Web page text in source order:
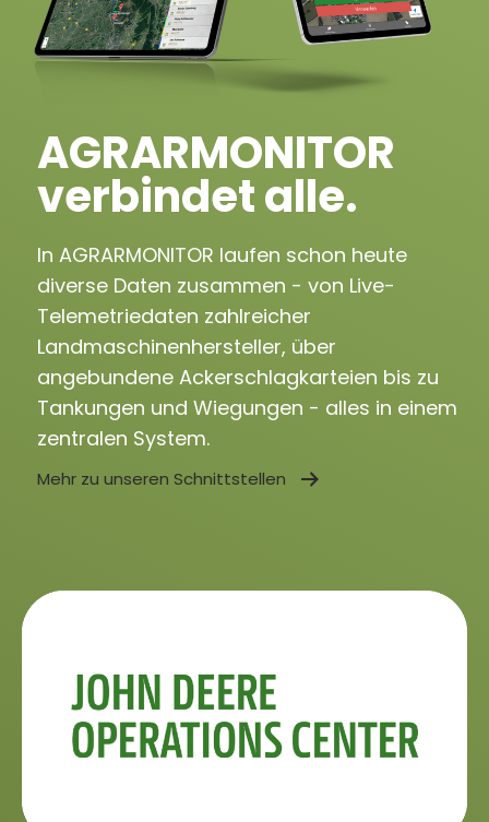
AGRARMONITOR
verbindet alle.
In AGRARMONITOR laufen schon heute
diverse Daten zusammen - von Live-
Telemetriedaten zahlreicher
Landmaschinenhersteller, über
angebundene Ackerschlagkarteien bis zu
Tankungen und Wiegungen - alles in einem
zentralen System.
Mehr zu unseren Schnittstellen